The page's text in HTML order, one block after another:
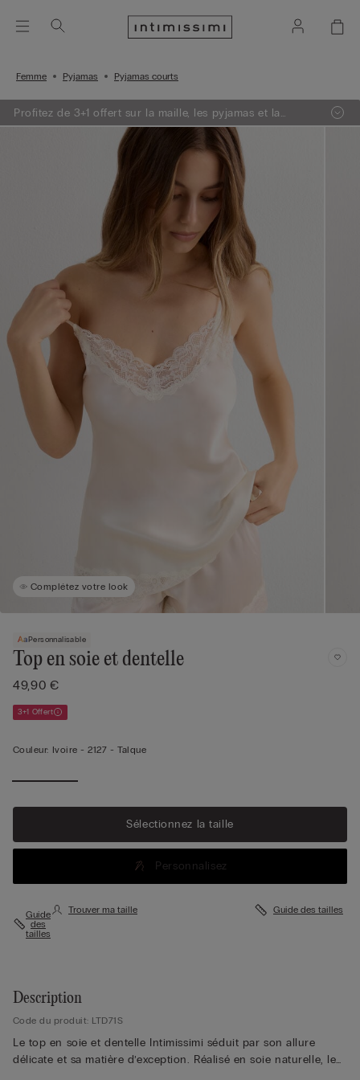
Femme Pyjamas Pyjamas courts
Profitez de 3+1 offert sur la maille, les pyjamas et la
lingerie.
Complétez votre look
Personnalisable
Top en soie et dentelle
49,90 €
3+1 Offert
Couleur: Ivoire -2127 - Talque
Sélectionnez la taille
Personnalisez
Guide
des
tailles
Trouver ma taille Guide des tailles
Description
Code du produit: LTD71S
Le top en soie et dentelle Intimissimi séduit par son allure
délicate et sa matière d’exception. Réalisé en soie naturelle, le